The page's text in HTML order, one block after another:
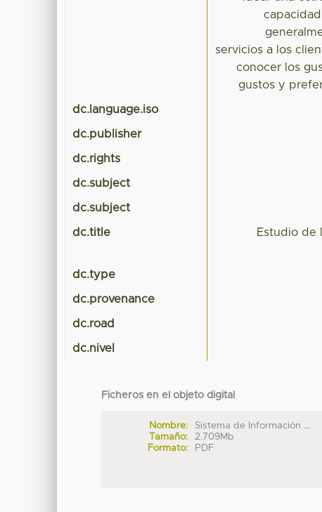
servicios a los
conocer los
gustos y
dc.language.iso
dc.publisher
dc.rights
dc.subject
dc.subject
dc.title
Estudio de
dc.type
dc.provenance
dc.road
dc.nivel
Ficheros en el objeto digital
Nombre:
Sistema de Información ...
Tamaño:
2.709Mb
Formato:
PDF